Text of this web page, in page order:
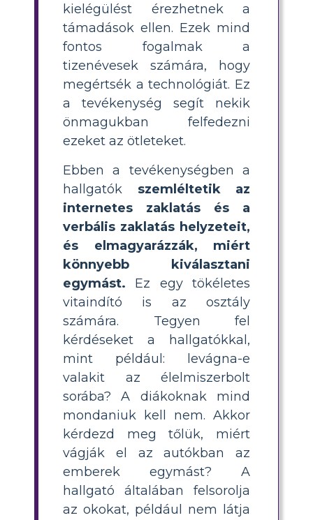
kielégülést érezhetnek a
támadások ellen. Ezek mind
fontos fogalmak a
tizenévesek számára, hogy
megértsék a technológiát. Ez
a tevékenység segít nekik
önmagukban felfedezni
ezeket az ötleteket.
Ebben a tevékenységben a
hallgatók szemléltetik az
internetes zaklatás és a
verbális zaklatás helyzeteit,
és elmagyarázzák, miért
könnyebb kiválasztani
egymást. Ez egy tökéletes
vitaindító is az osztály
számára. Tegyen fel
kérdéseket a hallgatókkal,
mint például: levágna-e
valakit az élelmiszerbolt
sorába? A diákoknak mind
mondaniuk kell nem. Akkor
kérdezd meg tőlük, miért
vágják el az autókban az
emberek egymást? A
hallgató általában felsorolja
az okokat, például nem látja